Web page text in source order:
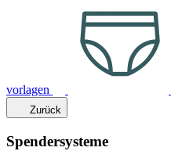
vorlagen
Zurück
Spendersysteme